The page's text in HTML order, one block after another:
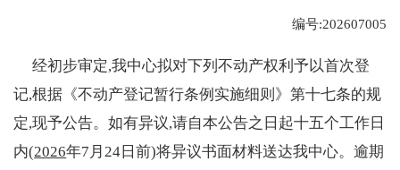
编号:202607005
经初步审定,我中心拟对下列不动产权利予以首次登
记,根据《不动产登记暂行条例实施细则》第十七条的规
定,现予公告。如有异议,请自本公告之日起十五个工作日
内(2026年7月24日前)将异议书面材料送达我中心。逾期